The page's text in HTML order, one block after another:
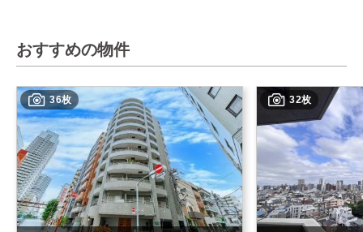
おすすめの物件
36枚 32枚